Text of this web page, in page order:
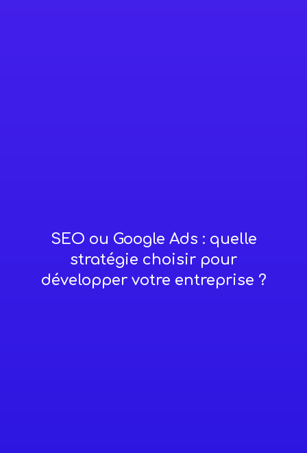
SEO ou Google Ads : quelle
stratégie choisir pour
développer votre entreprise ?